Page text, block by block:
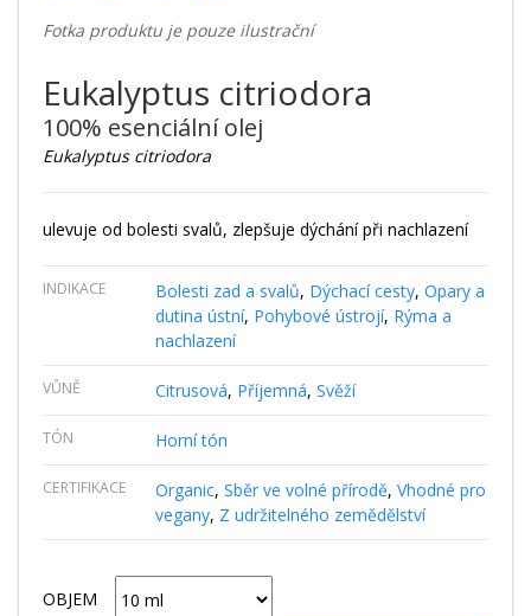
Fotka produktu je pouze ilustrační
Eukalyptus citriodora
100% esenciální olej
Eukalyptus citriodora
ulevuje od bolesti svalů, zlepšuje dýchání při nachlazení
INDIKACE Bolesti zad a svalů, Dýchací cesty, Opary a
dutina ústní, Pohybové ústrojí, Rýma a
nachlazení
VŮNĚ Citrusová, Příjemná, Svěží
TÓN Horní tón
CERTIFIKACE Organic, Sběr ve volné přírodě, Vhodné pro
vegany, Z udržitelného zemědělství
OBJEM